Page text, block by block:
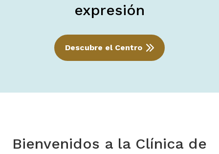
expresión
Descubre el Centro
Bienvenidos a la Clínica de